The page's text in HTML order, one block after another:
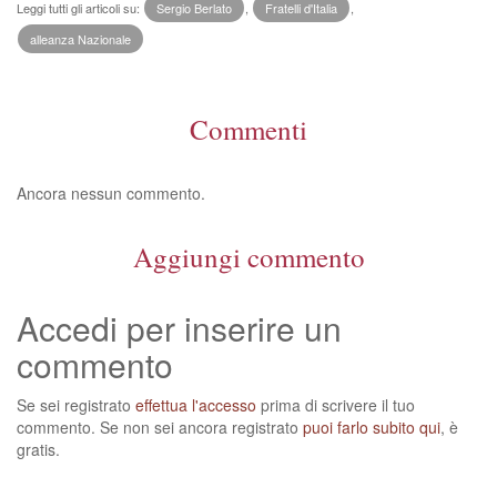
Leggi tutti gli articoli su: Sergio Berlato Fratelli d'Italia
alleanza Nazionale
Commenti
Ancora nessun commento.
Aggiungi commento
Accedi per inserire un
commento
Se sei registrato effettua l'accesso prima di scrivere il tuo
commento. Se non sei ancora registrato puoi farlo subito qui, è
gratis.